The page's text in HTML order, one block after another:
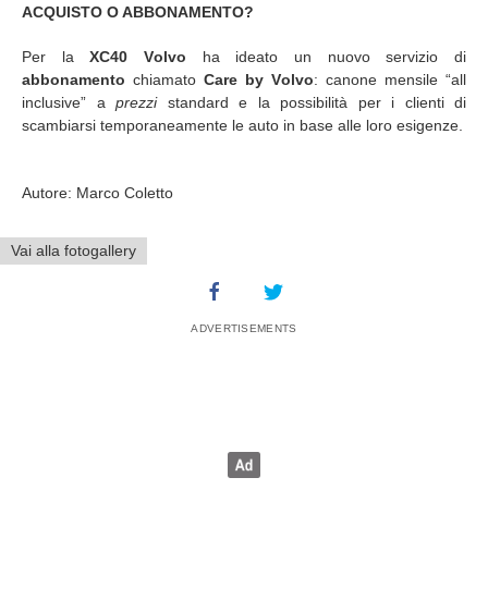
ACQUISTO O ABBONAMENTO?
Per laXC40 Volvo ha ideato un nuovo servizio di
abbonamento chiamato Care by Volvo: canone mensile “all
inclusive” a prezzi standard e la possibilità per i clienti di
scambiarsi temporaneamente le auto in base alle loro esigenze.
Autore: Marco Coletto
Vai alla fotogallery